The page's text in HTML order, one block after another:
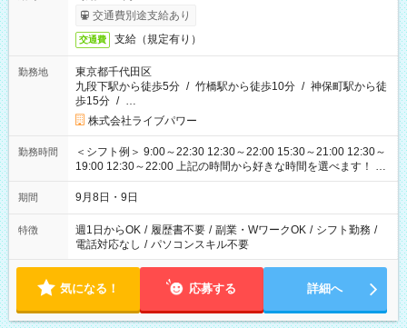
交通費別途支給あり
交通費 支給（規定有り）
勤務地
東京都千代田区
九段下駅から徒歩5分 / 竹橋駅から徒歩10分 / 神保町駅から徒
歩15分 / …
株式会社ライブパワー
勤務時間
＜シフト例＞ 9:00～22:30 12:30～22:00 15:30～21:00 12:30～
19:00 12:30～22:00 上記の時間から好きな時間を選べます！ ※
時間は変更となる可能性があります
期間 9月8日・9日
特徴 週1日からOK / 履歴書不要 / 副業・WワークOK / シフト勤務 /
電話対応なし / パソコンスキル不要
気になる！ 応募する 詳細へ